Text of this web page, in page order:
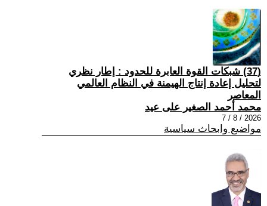
(37) شبكات القوة العابرة للحدود : إطار نظري
لتحليل إعادة إنتاج الهيمنة في النظام العالمي
المعاصر
محمد أحمد الصغير على عيد
2026 / 8 / 7
مواضيع وابحاث سياسية